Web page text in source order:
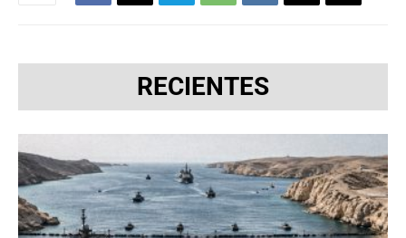
RECIENTES